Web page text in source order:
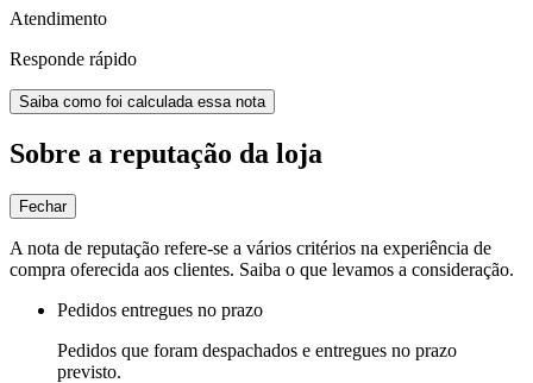
Atendimento
Responde rápido
Saiba como foi calculada essa nota
Sobre a reputação da loja
Fechar
A nota de reputação refere-se a vários critérios na experiência de
compra oferecida aos clientes. Saiba o que levamos a consideração.
Pedidos entregues no prazo
Pedidos que foram despachados e entregues no prazo
previsto.